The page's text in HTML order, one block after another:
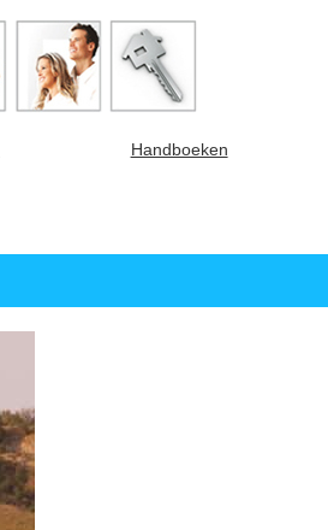
Handboeken